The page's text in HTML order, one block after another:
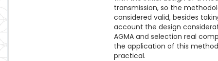
transmission, so the
considered valid, besides
account the design
AGMA and selection real
the application of this
practical.